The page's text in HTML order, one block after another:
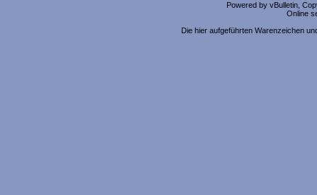
Powered by vBulletin,
Online
Die hier aufgeführten Warenzeichen